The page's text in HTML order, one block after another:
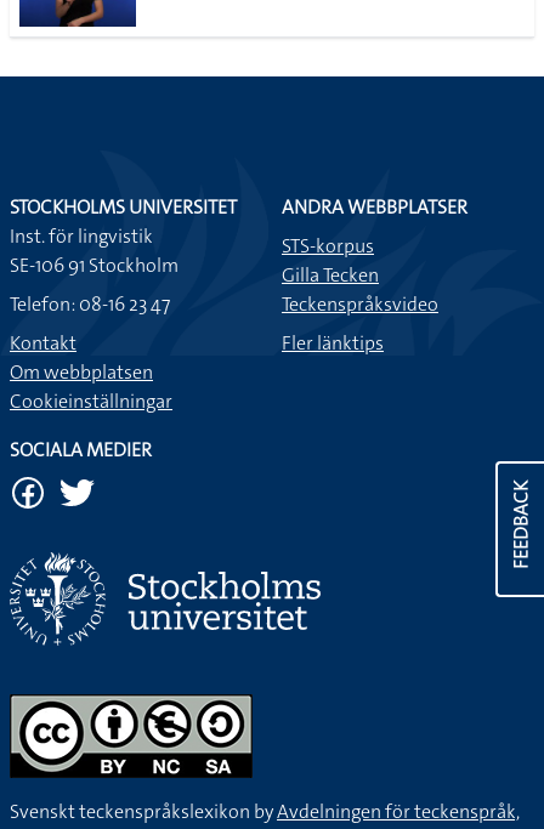
FEEDBACK
STOCKHOLMS UNIVERSITET
Inst. för lingvistik
SE-106 91 Stockholm
Telefon: 08-16 23 47
Kontakt
Om webbplatsen
Cookieinställningar
ANDRA WEBBPLATSER
STS-korpus
Gilla Tecken
Teckenspråksvideo
Fler länktips
SOCIALA MEDIER
Svenskt teckenspråkslexikon byAvdelningen för teckenspråk,